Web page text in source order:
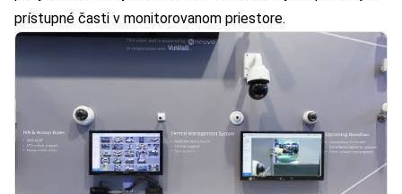
prístupné časti v monitorovanom priestore.